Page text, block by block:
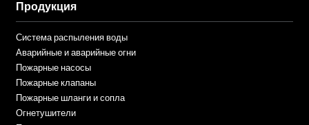
Продукция
Система распыления воды
Аварийные и аварийные огни
Пожарные насосы
Пожарные клапаны
Пожарные шланги и сопла
Огнетушители